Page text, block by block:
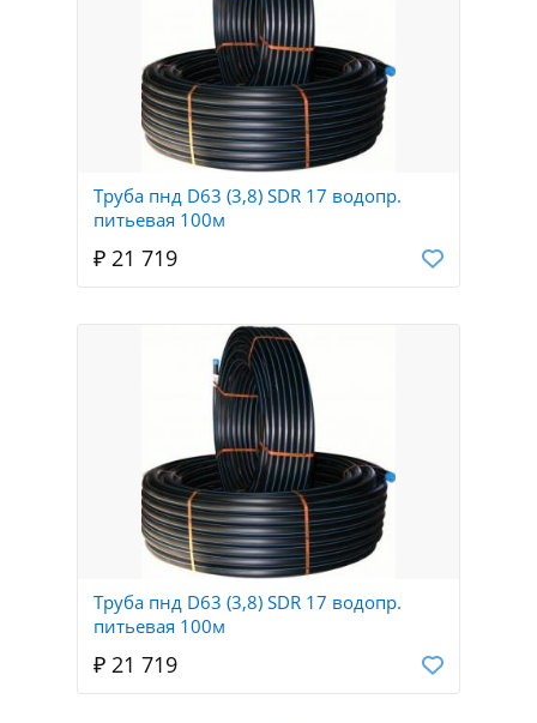
Труба пнд D63 (3,8) SDR 17 водопр.
питьевая 100м
₽ 21 719
Труба пнд D63 (3,8) SDR 17 водопр.
питьевая 100м
₽ 21 719